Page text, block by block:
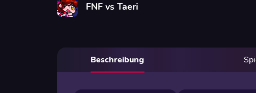
FNF vs Taeri
Beschreibung